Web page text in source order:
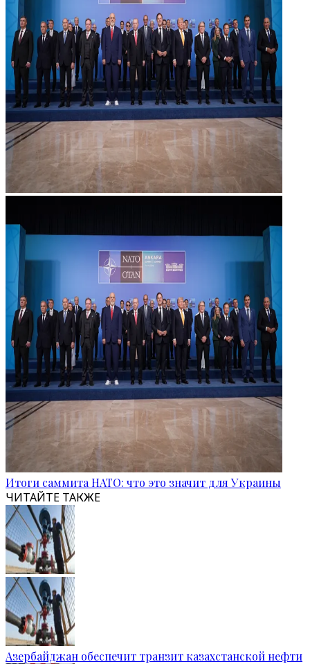
Итоги саммита НАТО: что это значит для Украины
ЧИТАЙТЕ ТАКЖЕ
Азербайджан обеспечит транзит казахстанской нефти